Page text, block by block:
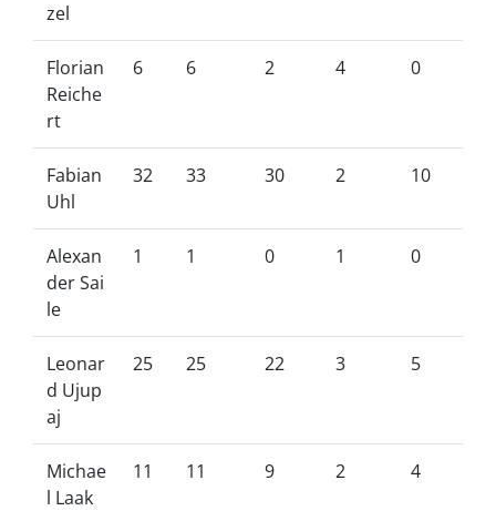
zel
Florian
Reiche
rt
6 6 2 4 0
Fabian
Uhl
32 33 30 2 10
Alexan
der Sai
le
1 1 0 1 0
Leonar
d Ujup
aj
25 25 22 3 5
Michae
l Laak
11 11 9 2 4